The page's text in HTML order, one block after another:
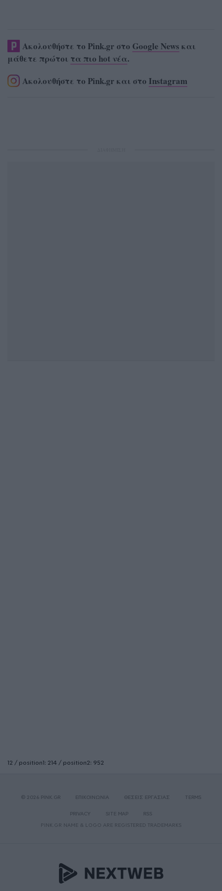
Ακολουθήστε το Pink.gr στο Google News και
μάθετε πρώτοι τα πιο hot νέα.
Ακολουθήστε το Pink.gr και στο Instagram
12 / position1: 214 / position2: 952
© 2026 PINK.GR ΕΠΙΚΟΙΝΩΝΙΑ ΘΕΣΕΙΣ ΕΡΓΑΣΙΑΣ TERMS
PRIVACY SITE MAP
RSS
PINK.GR NAME & LOGO ARE REGISTERED TRADEMARKS